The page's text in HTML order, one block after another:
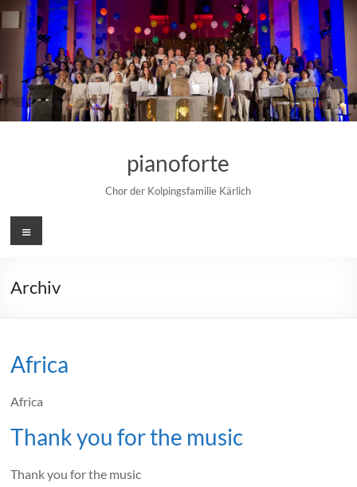
Zum
Inhalt
springen
pianoforte
Chor der Kolpingsfamilie Kärlich
Menü
Archiv
Africa
Africa
Thank you for the music
Thank you for the music